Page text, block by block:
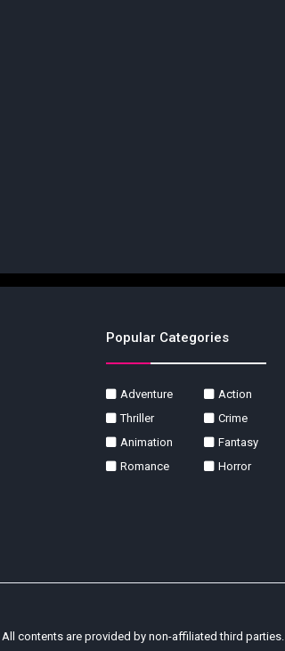
Popular Categories
Adventure
Action
Thriller
Crime
Animation
Fantasy
Romance
Horror
contents are provided by non-affiliated third parties.